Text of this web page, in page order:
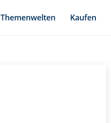
Themenwelten Kaufen